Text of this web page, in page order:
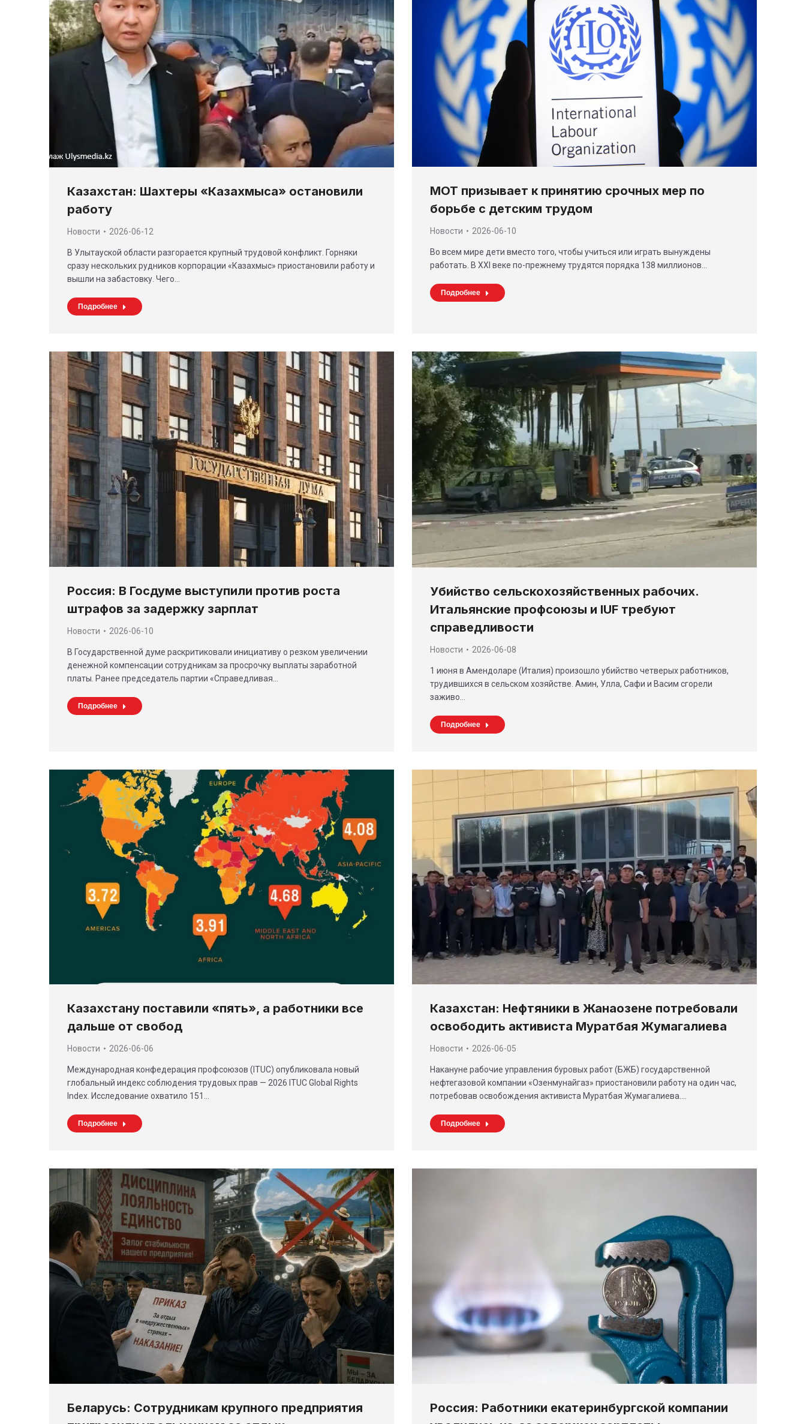
Казахстан: Шахтеры «Казахмыса» остановили
работу
Новости 2026-06-12
В Улытауской области разгорается крупный трудовой конфликт. Горняки
сразу нескольких рудников корпорации «Казахмыс» приостановили работу и
вышли на забастовку. Чего…
Подробнее
МОТ призывает к принятию срочных мер по
борьбе с детским трудом
Новости 2026-06-10
Во всем мире дети вместо того, чтобы учиться или играть вынуждены
работать. В ХХI веке по-прежнему трудятся порядка 138 миллионов…
Подробнее
Россия: В Госдуме выступили против роста
штрафов за задержку зарплат
Новости 2026-06-10
В Государственной думе раскритиковали инициативу о резком увеличении
денежной компенсации сотрудникам за просрочку выплаты заработной
платы. Ранее председатель партии «Справедливая…
Подробнее
Убийство сельскохозяйственных рабочих.
Итальянские профсоюзы и IUF требуют
справедливости
Новости 2026-06-08
1 июня в Амендоларе (Италия) произошло убийство четверых работников,
трудившихся в сельском хозяйстве. Амин, Улла, Сафи и Васим сгорели
заживо…
Подробнее
Казахстану поставили «пять», а работники все
дальше от свобод
Новости 2026-06-06
Международная конфедерация профсоюзов (ITUC) опубликовала новый
глобальный индекс соблюдения трудовых прав — 2026 ITUC Global Rights
Index. Исследование охватило 151…
Подробнее
Казахстан: Нефтяники в Жанаозене потребовали
освободить активиста Муратбая Жумагалиева
Новости 2026-06-05
Накануне рабочие управления буровых работ (БЖБ) государственной
нефтегазовой компании «Озенмунайгаз» приостановили работу на один час,
потребовав освобождения активиста Муратбая Жумагалиева.…
Подробнее
Беларусь: Сотрудникам крупного предприятия
Россия: Работники екатеринбургской компании